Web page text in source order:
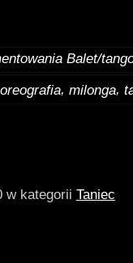
Balet/
, milonga,
w kategorii Taniec